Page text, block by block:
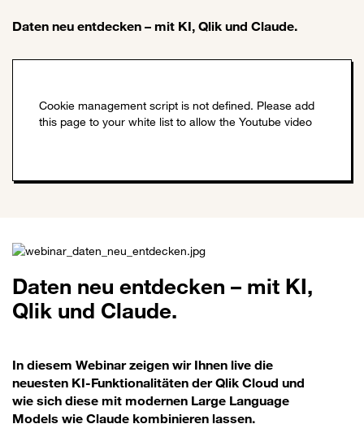
Daten neu entdecken – mit KI, Qlik und Claude.
Daten neu entdecken – mit KI,
Qlik und Claude.
In diesem Webinar zeigen wir Ihnen live die
neuesten KI-Funktionalitäten der Qlik Cloud und
wie sich diese mit modernen Large Language
Models wie Claude kombinieren lassen.